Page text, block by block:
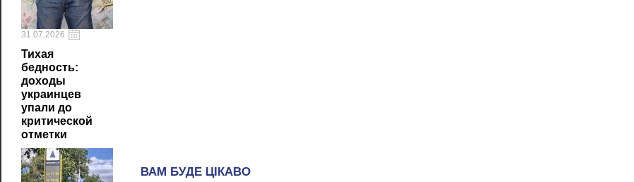
31.07.2026
Тихая
бедность:
доходы
украинцев
упали до
критической
отметки